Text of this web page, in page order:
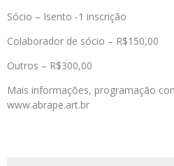
Sócio – Isento -1 inscrição
Colaborador de sócio – R$150,00
Outros – R$300,00
Mais informações, programação
www.abrape.art.br